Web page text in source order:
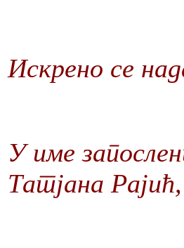
Искрено се
У име
Татјана